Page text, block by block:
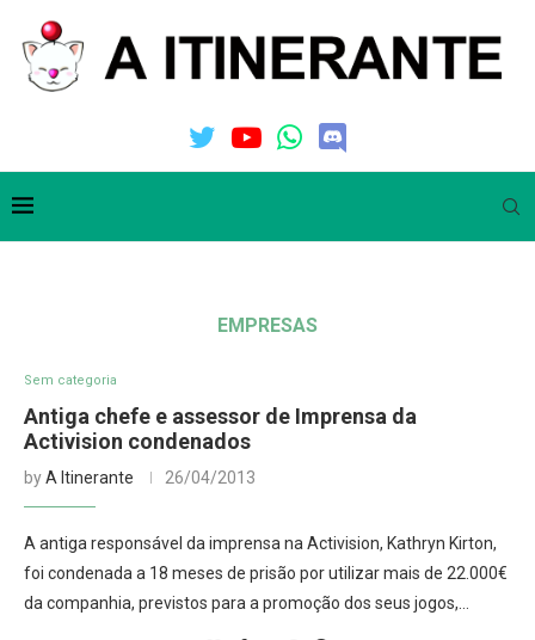
EMPRESAS
Sem categoria
Antiga chefe e assessor de Imprensa da
Activision condenados
byA Itinerante 26/04/2013
A antiga responsável da imprensa na Activision, Kathryn Kirton,
foi condenada a 18 meses de prisão por utilizar mais de 22.000€
da companhia, previstos para a promoção dos seus jogos,…